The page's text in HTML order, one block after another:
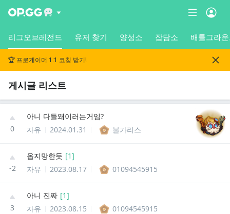
리그오브레전드 유저 찾기 양성소 잡담소 배틀그라
🏆 프로게이머 1:1 코칭 받기!
게시글 리스트
0
아니 다들왜이러는거임?
자유
2024.01.31 불가리스
-2
옵지망한듯 [1]
자유
2023.08.17 01094545915
3
아니 진짜 [1]
자유
2023.08.15 01094545915